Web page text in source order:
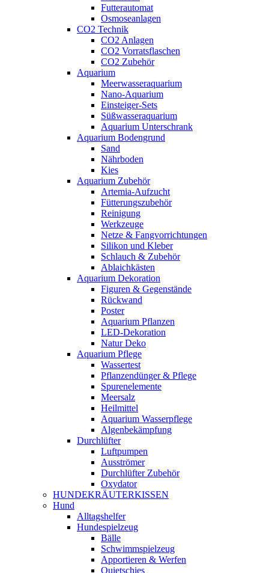
Futterautomat
Osmoseanlagen
CO2 Technik
CO2 Anlagen
CO2 Vorratsflaschen
CO2 Zubehör
Aquarium
Meerwasseraquarium
Nano-Aquarium
Einsteiger-Sets
Süßwasseraquarium
Aquarium Unterschrank
Aquarium Bodengrund
Sand
Nährboden
Kies
Aquarium Zubehör
Artemia-Aufzucht
Fütterungszubehör
Reinigung
Werkzeuge
Netze & Fangvorrichtungen
Silikon und Kleber
Schlauch & Zubehör
Ablaichkästen
Aquarium Dekoration
Figuren & Gegenstände
Rückwand
Poster
Aquarium Pflanzen
LED-Dekoration
Natur Deko
Aquarium Pflege
Wassertest
Pflanzendünger & Pflege
Spurenelemente
Meersalz
Heilmittel
Aquarium Wasserpflege
Algenbekämpfung
Durchlüfter
Luftpumpen
Ausströmer
Durchlüfter Zubehör
Oxydator
HUNDEKRÄUTERKISSEN
Hund
Alltagshelfer
Hundespielzeug
Bälle
Schwimmspielzeug
Apportieren & Werfen
Quietschies